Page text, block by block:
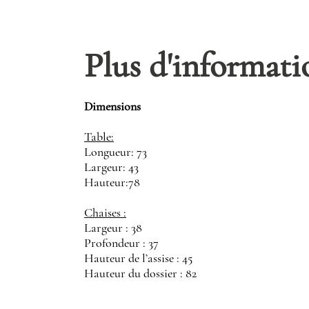
Plus
Dimensions
Table:
Longueur: 73
Largeur: 43
Hauteur:78
Chaises :
Largeur : 38
Profondeur : 37
Hauteur de l’assise : 45
Hauteur du dossier : 82